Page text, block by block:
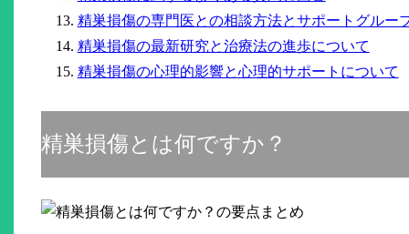
精巣損傷の専門医との相談方法とサポートグルー
精巣損傷の最新研究と治療法の進歩について
精巣損傷の心理的影響と心理的サポートについて
精巣損傷とは何ですか？